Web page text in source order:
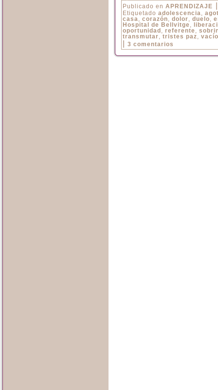
Publicado en APRENDIZAJE
Etiquetado adolescencia,
casa, corazón, dolor, duelo,
Hospital de Bellvitge,
oportunidad , referente,
transmutar, tristes paz, vacío
3 comentarios